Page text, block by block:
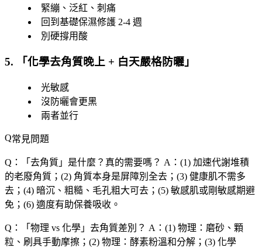
緊繃、泛紅、刺痛
回到基礎保濕修護 2-4 週
別硬撐用酸
5. 「化學去角質晚上 + 白天嚴格防曬 」
光敏感
沒防曬會更黑
兩者並行
常見問題
Q：「 去角質 」是什麼？真的需要嗎？ A：(1) 加速代謝堆積
的老廢角質；(2) 角質本身是屏障別全去；(3) 健康肌不需多
去；(4) 暗沉、粗糙、毛孔粗大可去；(5) 敏感肌或剛敏感期避
免；(6) 適度有助保養吸收。
Q：「 物理 vs 化學 」去角質差別？ A：(1) 物理：磨砂、顆
粒、刷具手動摩擦；(2) 物理：酵素粉溫和分解；(3) 化學